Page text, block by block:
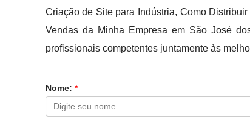
Criação de Site para Indústria, Como
Vendas da Minha Empresa em São José
profissionais competentes juntamente às
Nome: *